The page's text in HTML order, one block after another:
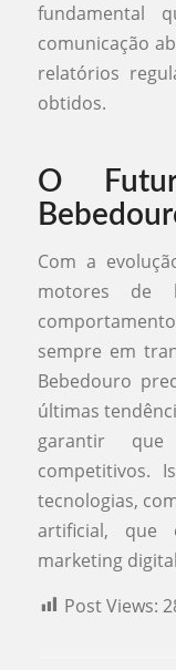
fundamental
comunicação
relatórios
obtidos.
O
Com a
motores de
sempre em
Bebedouro
últimas
garantir que
competitivos.
tecnologias,
artificial, que
marketing
Post Views: